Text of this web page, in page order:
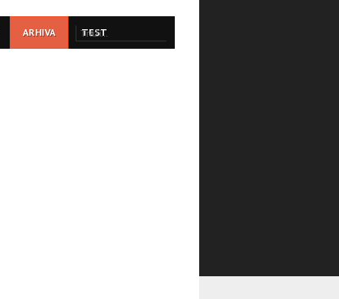
ARHIVA TEST